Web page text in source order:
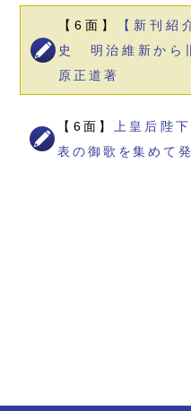
【6面】
【新刊紹
史 明治維新から
原正道著
【6面】
上皇后陛
表の御歌を集めて発